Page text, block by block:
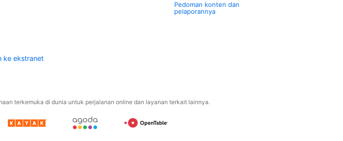
Pedoman konten dan
pelaporannya
ke ekstranet
terkemuka di dunia untuk perjalanan online dan layanan terkait lainnya.